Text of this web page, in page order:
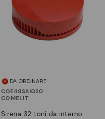
DA ORDINARE
COE48SAI020
COMELIT
sirena 32 toni da interno